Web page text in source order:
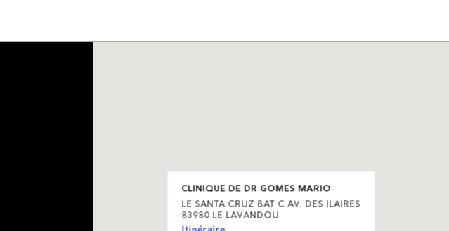
CLINIQUE DE DR GOMES MARIO
LE SANTA CRUZ BAT C AV. DES ILAIRES
83980 LE LAVANDOU